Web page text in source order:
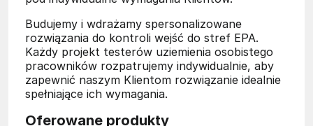
Budujemy i wdrażamy spersonalizowane
rozwiązania do kontroli wejść do stref EPA.
Każdy projekt testerów uziemienia osobistego
pracowników rozpatrujemy indywidualnie, aby
zapewnić naszym Klientom rozwiązanie idealnie
spełniające ich wymagania.
Oferowane produkty